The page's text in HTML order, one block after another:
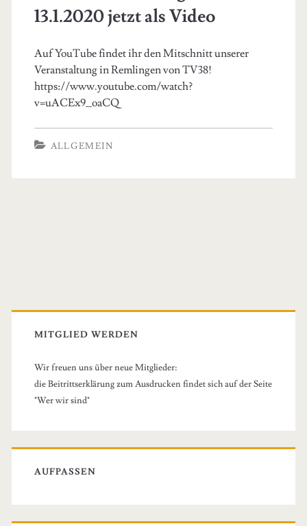
Rückholung?
13.1.2020 jetzt als Video
Auf YouTube findet ihr den Mitschnitt unserer
Veranstaltung in Remlingen von TV38!
https://www.youtube.com/watch?
v=uACEx9_oaCQ
ALLGEMEIN
MITGLIED WERDEN
Wir freuen uns über neue Mitglieder:
die Beitrittserklärung zum Ausdrucken findet sich auf der Seite
"Wer wir sind"
AUFPASSEN